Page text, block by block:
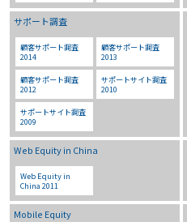
サポート調査
顧客サポート調査
2014
顧客サポート調査
2013
顧客サポート調査
2012
サポートサイト調査
2010
サポートサイト調査
2009
Web Equity in China
Web Equity in
China 2011
Mobile Equity